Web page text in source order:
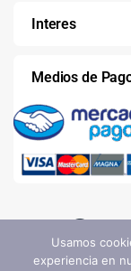
Interes
Medios de
Usamos
experiencia en